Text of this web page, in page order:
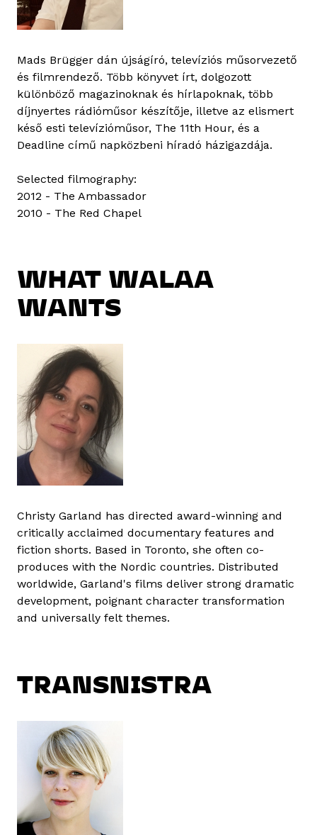
Mads Brügger dán újságíró, televíziós műsorvezető
és filmrendező. Több könyvet írt, dolgozott
különböző magazinoknak és hírlapoknak, több
díjnyertes rádióműsor készítője, illetve az elismert
késő esti televízióműsor, The 11th Hour, és a
Deadline című napközbeni híradó házigazdája.
Selected filmography:
2012 - The Ambassador
2010 - The Red Chapel
WHAT WALAA
WANTS
Christy Garland has directed award-winning and
critically acclaimed documentary features and
fiction shorts. Based in Toronto, she often co-
produces with the Nordic countries. Distributed
worldwide, Garland's films deliver strong dramatic
development, poignant character transformation
and universally felt themes.
TRANSNISTRA